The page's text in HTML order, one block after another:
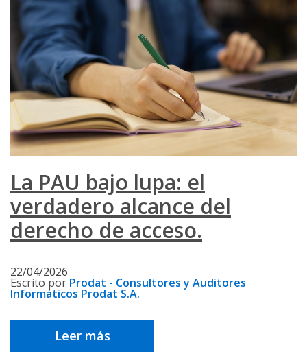
La PAU bajo lupa: el
verdadero alcance del
derecho de acceso.
22/04/2026
Escrito por Prodat - Consultores y Auditores
Informáticos Prodat S.A.
Leer más